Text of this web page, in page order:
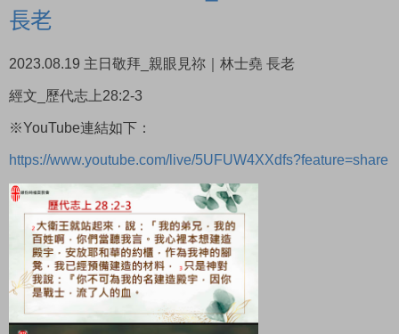
長老
2023.08.19 主日敬拜_親眼見祢｜林士堯 長老
經文_歷代志上28:2-3
※YouTube連結如下：
https://www.youtube.com/live/5UFUW4XXdfs?feature=share